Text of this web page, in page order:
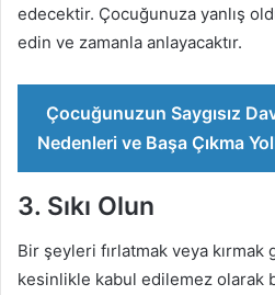
edecektir. Çocuğunuza yanlış
edin ve zamanla anlayacaktır.
Çocuğunuzun Saygısız
Nedenleri ve Başa Çıkma
3. Sıkı Olun
Bir şeyleri fırlatmak veya
kesinlikle kabul edilemez olarak